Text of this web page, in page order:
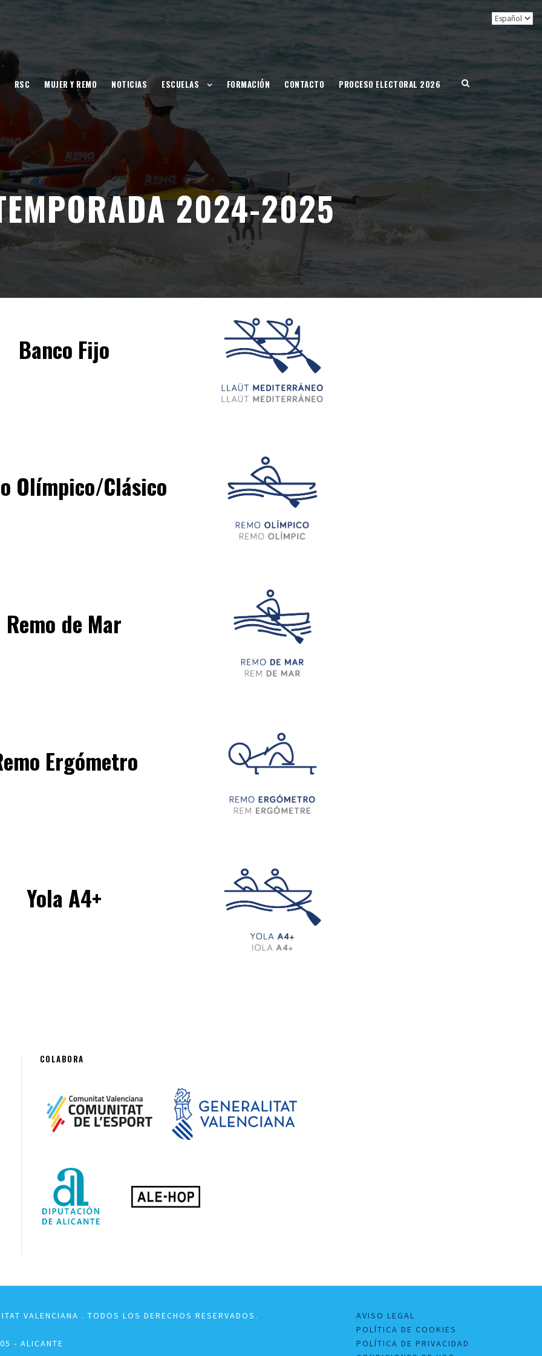
RSC MUJER Y REMO NOTICIAS ESCUELAS FORMACIÓN CONTACTO PROCESO ELECTORAL 2026
2024-2025
Banco Fijo
Olímpico/Clásico
Remo de Mar
Ergómetro
Yola A4+
COLABORA
VALENCIANA . TODOS LOS DERECHOS RESERVADOS.
- ALICANTE
AVISO LEGAL
POLÍTICA DE COOKIES
POLÍTICA DE PRIVACIDAD